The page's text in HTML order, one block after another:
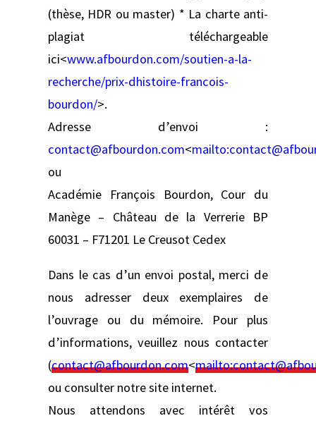
(thèse, HDR ou master) * La charte anti-
plagiat téléchargeable
ici<www.afbourdon.com/soutien-a-la-
recherche/prix-dhistoire-francois-
bourdon/>.
Adresse d’envoi :
contact@afbourdon.com<mailto:
ou
Académie François Bourdon, Cour du
Manège – Château de la Verrerie BP
60031 – F71201 Le Creusot Cedex
Dans le cas d’un envoi postal, merci de
nous adresser deux exemplaires de
l’ouvrage ou du mémoire. Pour plus
d’informations, veuillez nous contacter
(contact@afbourdon.com<mailto:
ou consulter notre site internet.
Nous attendons avec intérêt vos